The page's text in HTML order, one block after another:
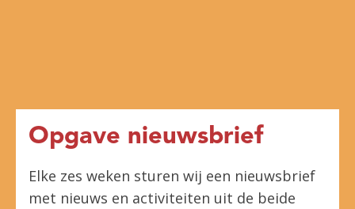
Opgave nieuwsbrief
Elke zes weken sturen wij een nieuwsbrief
met nieuws en activiteiten uit de beide